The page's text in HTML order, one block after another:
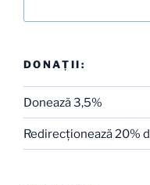
DONAȚII:
Donează 3,5%
Redirecţionează 20%